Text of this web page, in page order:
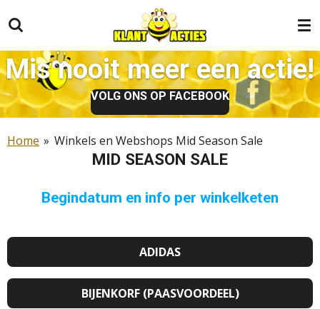
direct
naar
de
hoofdinhoud
Mis nooit meer een actie!
VOLG ONS OP FACEBOOK
Home » Winkels en Webshops Mid Season Sale
MID SEASON SALE
Begindatum en info per winkelketen
ADIDAS
BIJENKORF (PAASVOORDEEL)